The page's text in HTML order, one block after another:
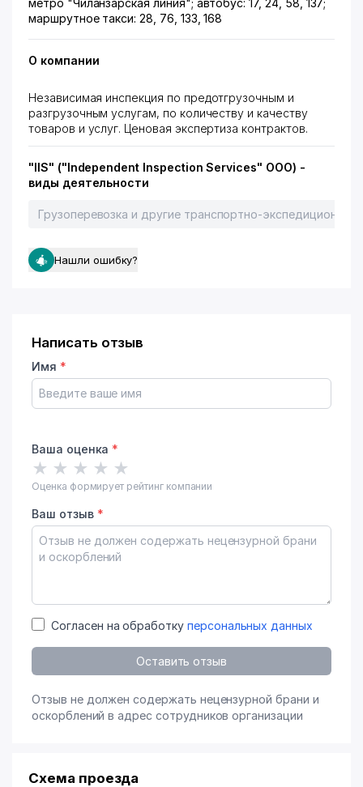
метро "Чиланзарская линия"; автобус: 17, 24, 58, 137;
маршрутное такси: 28, 76, 133, 168
О компании
Независимая инспекция по предотгрузочным и
разгрузочным услугам, по количеству и качеству
товаров и услуг. Ценовая экспертиза контрактов.
"IIS" ("Independent Inspection Services" ООО) -
виды деятельности
Грузоперевозка и другие транспортно-экспедиционные
Нашли ошибку?
Написать отзыв
Имя *
Ваша оценка *
★ ★ ★ ★ ★
Оценка формирует рейтинг компании
Ваш отзыв *
Согласен на обработку персональных данных
Оставить отзыв
Отзыв не должен содержать нецензурной брани и
оскорблений в адрес сотрудников организации
Схема проезда